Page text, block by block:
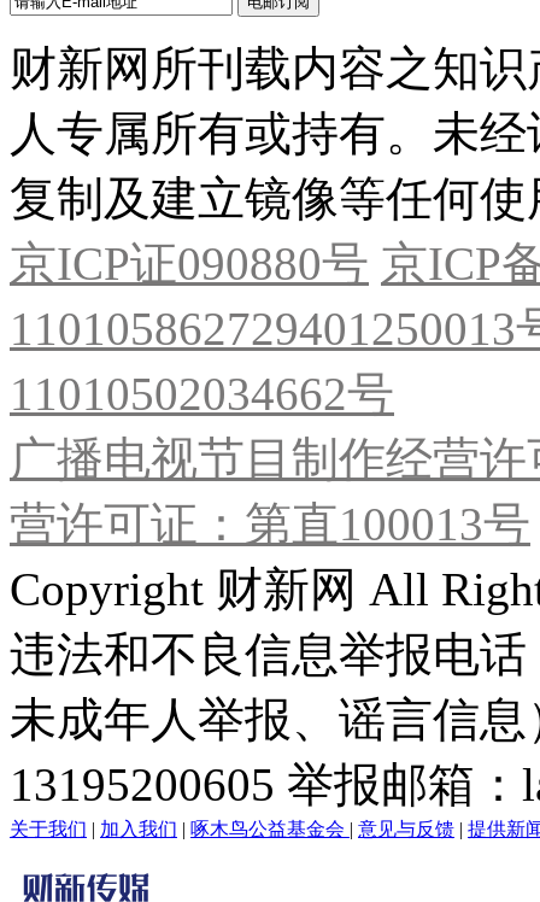
财新网所刊载内容之知
人专属所有或持有。未
复制及建立镜像等任何使
京ICP证090880号 京ICP
11010502034662号
广播电视节目制作经营
营许可证：第直100013号
Copyright 财新网 All
违法和不良信息举报电
未成年人举报、谣言信
13195200605 举报邮箱
关于我们 | 加入我们 | 啄木鸟公益基金会 | 意见与反馈 | 提供新